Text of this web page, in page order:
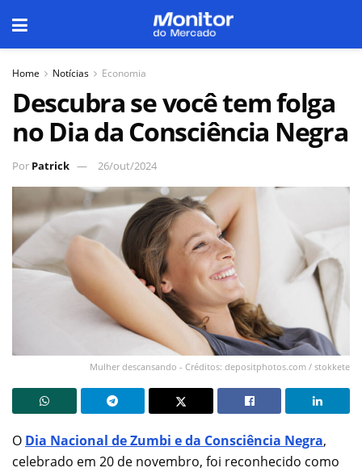
Home Notícias Economia
Descubra se você tem folga
no Dia da Consciência Negra
Por Patrick 26/out/2024
Mulher descansando - Créditos: depositphotos.com / stokkete
O Dia Nacional de Zumbi e da Consciência Negra,
celebrado em 20 de novembro, foi reconhecido como